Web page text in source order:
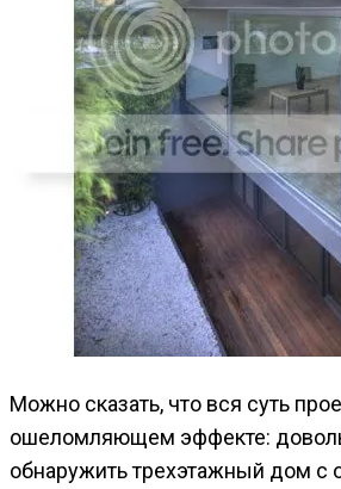
Можно сказать, что вся суть
ошеломляющем эффекте:
обнаружить трехэтажный дом с